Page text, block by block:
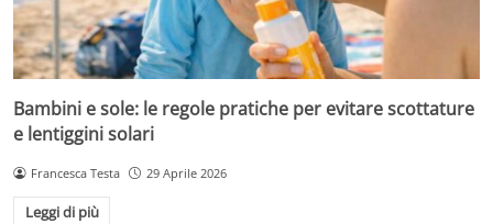
Bambini e sole: le regole pratiche per evitare scottature
e lentiggini solari
Francesca Testa 29 Aprile 2026
Leggi di più